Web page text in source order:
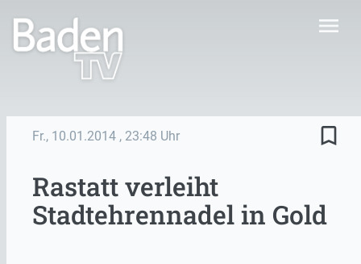
menu
Fr., 10.01.2014 , 23:48 Uhr bookmark_border
Rastatt verleiht
Stadtehrennadel in Gold